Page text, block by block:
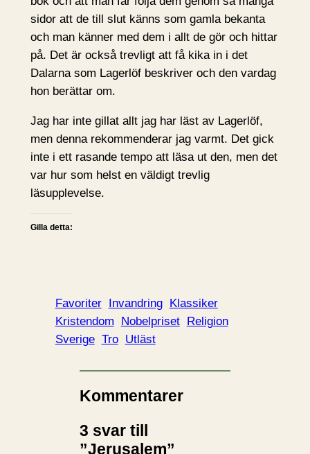
sidor att de till slut känns som gamla bekanta
och man känner med dem i allt de gör och hittar
på. Det är också trevligt att få kika in i det
Dalarna som Lagerlöf beskriver och den vardag
hon berättar om.
Jag har inte gillat allt jag har läst av Lagerlöf,
men denna rekommenderar jag varmt. Det gick
inte i ett rasande tempo att läsa ut den, men det
var hur som helst en väldigt trevlig
läsupplevelse.
Gilla detta:
Favoriter Invandring Klassiker
Kristendom
Nobelpriset Religion
Sverige Tro Utläst
Kommentarer
3 svar till
”Jerusalem”